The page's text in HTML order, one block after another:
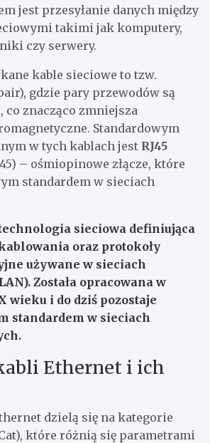
jest przesyłanie danych między
takimi jak komputery,
czy serwery.
kable sieciowe to tzw.
gdzie pary przewodów są
co znacząco zmniejsza
Standardowym
w tych kablach jest RJ45
– ośmiopinowe złącze, które
standardem w sieciach
sieciowa definiująca
oraz protokoły
używane w sieciach
Została opracowana w
wieku i do dziś pozostaje
standardem w sieciach
Ethernet i ich
dzielą się na kategorie
które różnią się parametrami